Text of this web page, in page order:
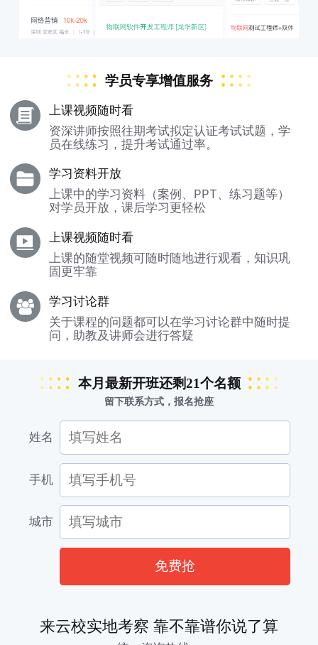
学员专享增值服务
上课视频随时看
资深讲师按照往期考试拟定认证考试试题，学
员在线练习，提升考试通过率。
学习资料开放
上课中的学习资料（案例、PPT、练习题等）
对学员开放，课后学习更轻松
上课视频随时看
上课的随堂视频可随时随地进行观看，知识巩
固更牢靠
学习讨论群
关于课程的问题都可以在学习讨论群中随时提
问，助教及讲师会进行答疑
本月最新开班还剩21个名额
留下联系方式，报名抢座
姓名
手机
城市
免费抢
来云校实地考察 靠不靠谱你说了算